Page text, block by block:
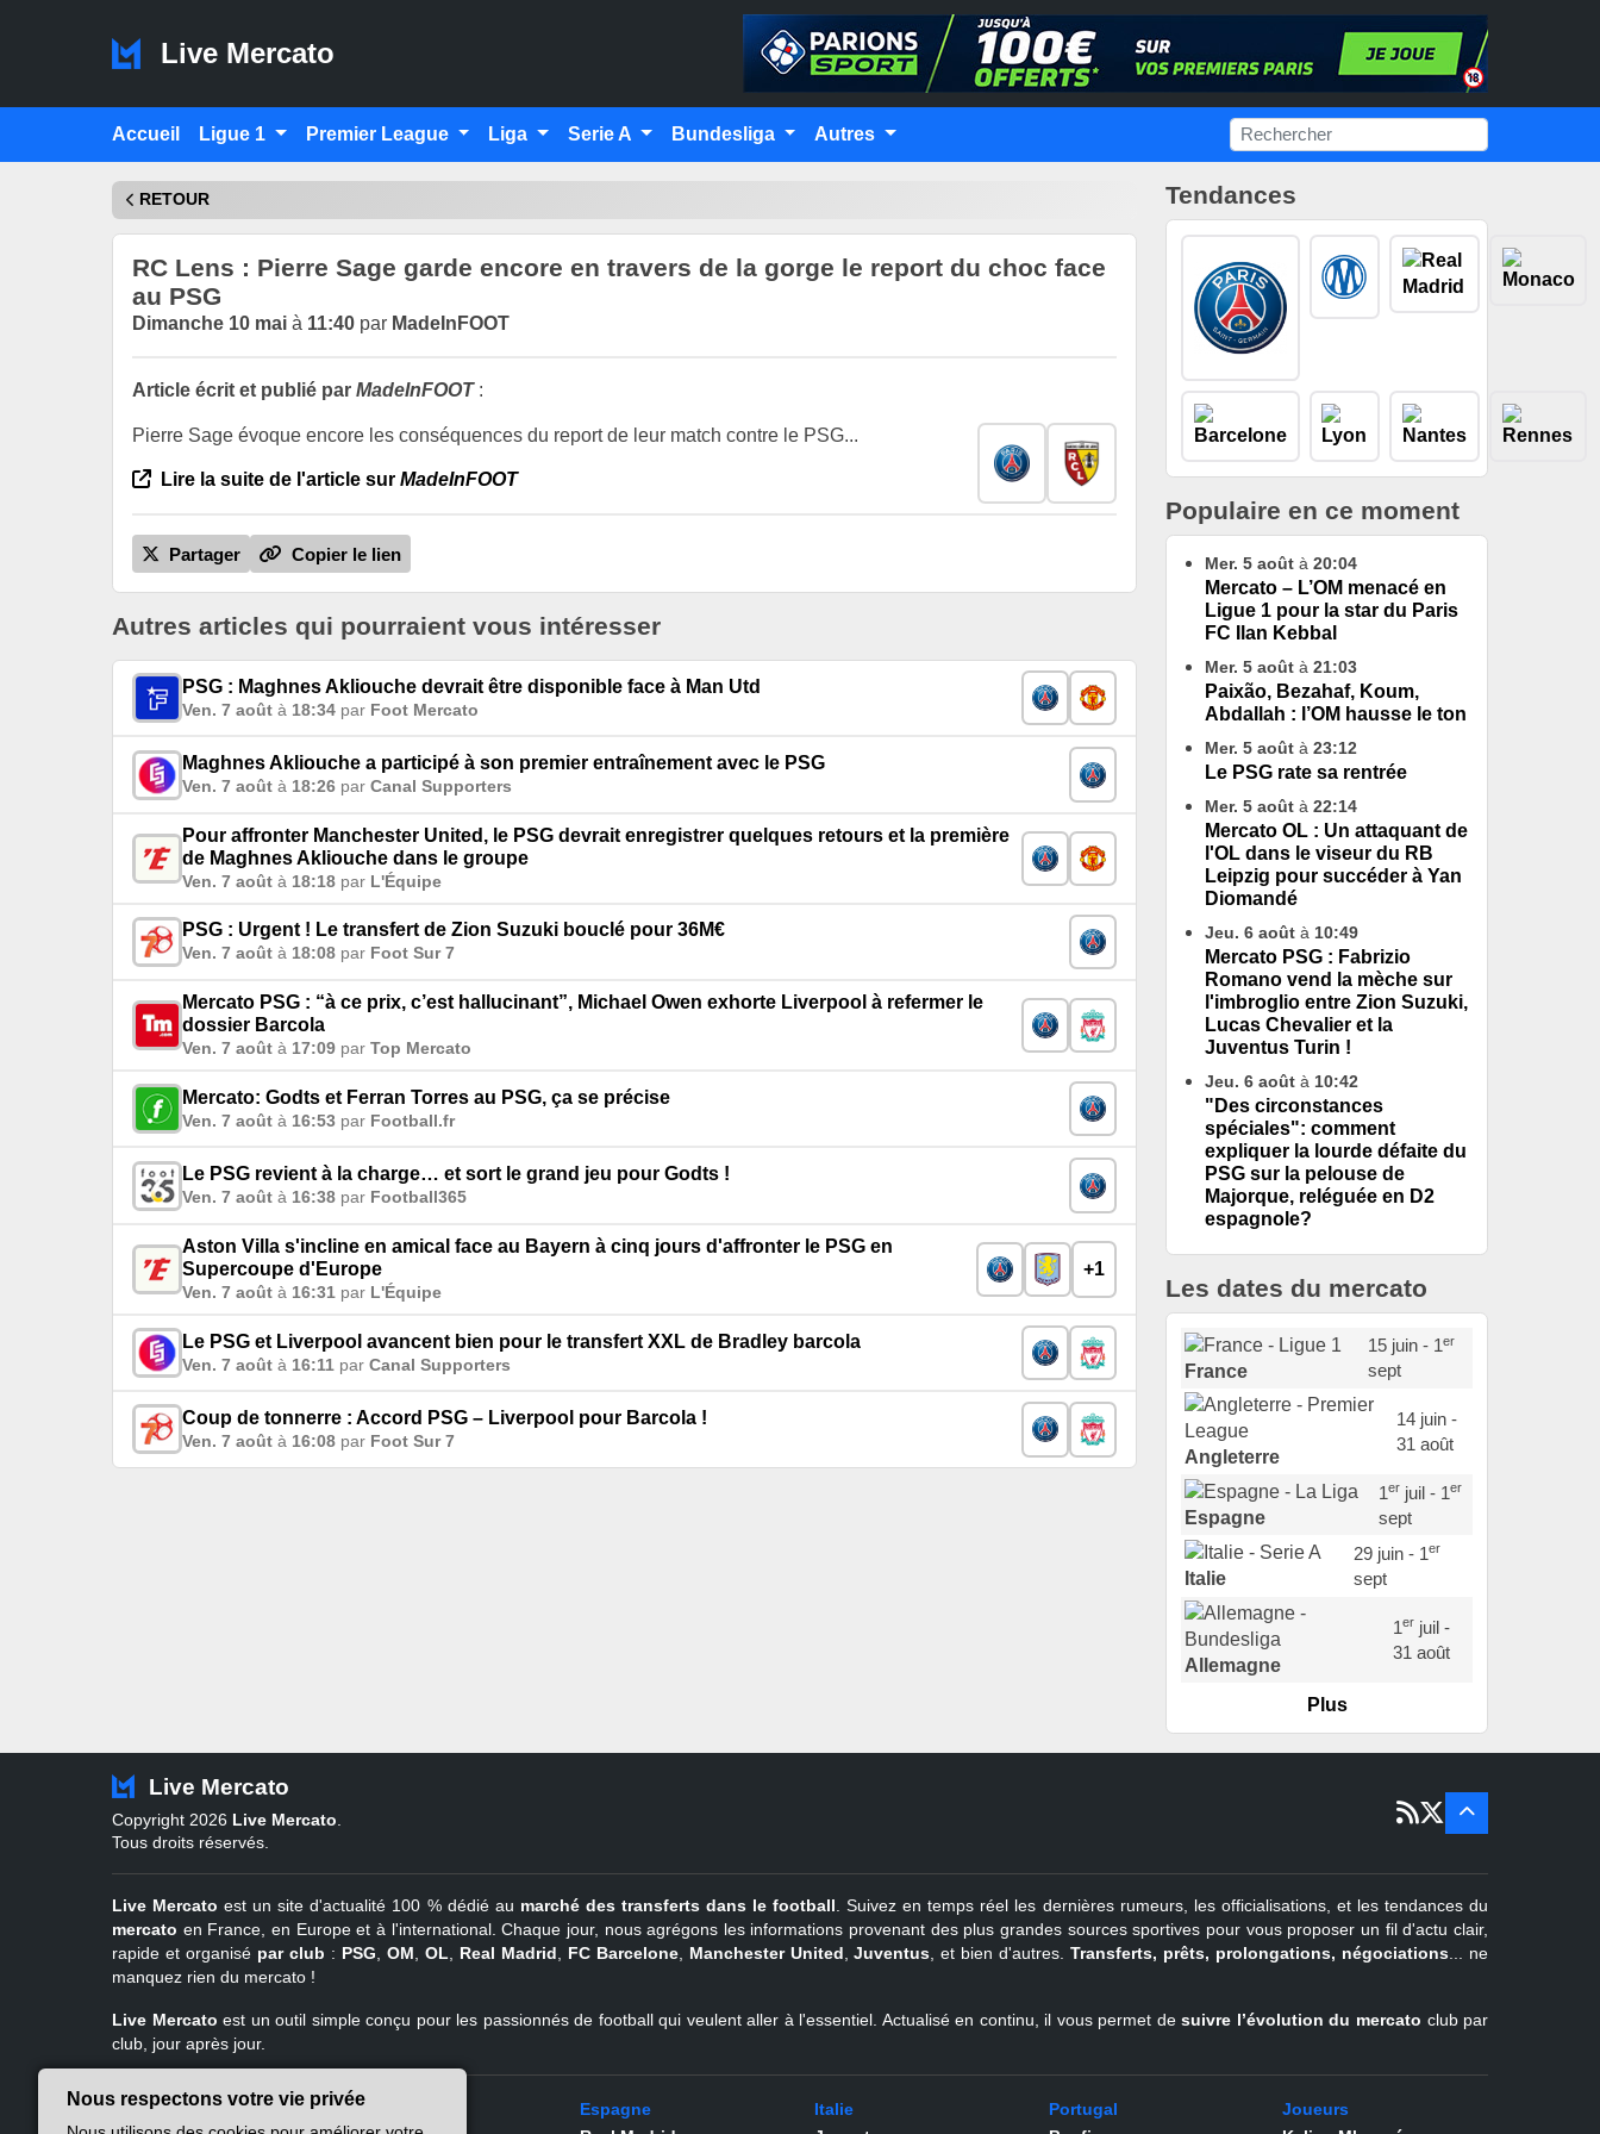
Live Mercato
Accueil Ligue 1 Premier League Liga Serie A Bundesliga Autres
RETOUR
RC Lens : Pierre Sage garde encore en travers de la gorge le report du choc face
au PSG
Dimanche 10 mai à 11:40 par MadeInFOOT
Article écrit et publié par MadeInFOOT:
Pierre Sage évoque encore les conséquences du report de leur match contre le PSG...
Lire la suite de l'article sur MadeInFOOT
Partager Copier le lien
Autres articles qui pourraient vous intéresser
PSG : Maghnes Akliouche devrait être disponible face à Man Utd
Ven. 7 août à 18:34 par Foot Mercato
Maghnes Akliouche a participé à son premier entraînement avec le PSG
Ven. 7 août à 18:26 par Canal Supporters
Pour affronter Manchester United, le PSG devrait enregistrer quelques retours et la première
de Maghnes Akliouche dans le groupe
Ven. 7 août à 18:18 par L'Équipe
PSG : Urgent ! Le transfert de Zion Suzuki bouclé pour 36M€
Ven. 7 août à 18:08 par Foot Sur 7
Mercato PSG : “à ce prix, c’est hallucinant”, Michael Owen exhorte Liverpool à refermer le
dossier Barcola
Ven. 7 août à 17:09 par Top Mercato
Mercato: Godts et Ferran Torres au PSG, ça se précise
Ven. 7 août à 16:53 par Football.fr
Le PSG revient à la charge… et sort le grand jeu pour Godts !
Ven. 7 août à 16:38 par Football365
Aston Villa s'incline en amical face au Bayern à cinq jours d'affronter le PSG en
Supercoupe d'Europe
Ven. 7 août à 16:31 par L'Équipe
+1
Le PSG et Liverpool avancent bien pour le transfert XXL de Bradley barcola
Ven. 7 août à 16:11 par Canal Supporters
Coup de tonnerre : Accord PSG – Liverpool pour Barcola !
Ven. 7 août à 16:08 par Foot Sur 7
Tendances
Populaire en ce moment
Mer. 5 août à 20:04
Mercato – L’OM menacé en
Ligue 1 pour la star du Paris
FC Ilan Kebbal
Mer. 5 août à 21:03
Paixão, Bezahaf, Koum,
Abdallah : l’OM hausse le ton
Mer. 5 août à 23:12
Le PSG rate sa rentrée
Mer. 5 août à 22:14
Mercato OL : Un attaquant de
l'OL dans le viseur du RB
Leipzig pour succéder à Yan
Diomandé
Jeu. 6 août à 10:49
Mercato PSG : Fabrizio
Romano vend la mèche sur
l'imbroglio entre Zion Suzuki,
Lucas Chevalier et la
Juventus Turin !
Jeu. 6 août à 10:42
"Des circonstances
spéciales": comment
expliquer la lourde défaite du
PSG sur la pelouse de
Majorque, reléguée en D2
espagnole?
Les dates du mercato
France
15 juin - 1er
sept
Angleterre
14 juin -
31 août
Espagne
1erjuil - 1er
sept
Italie
29 juin - 1er
sept
Allemagne
1erjuil -
31 août
Portugal
15 sept
sept
Turquie
sept
Belgique
er
juil -
31 août
Plus
Live Mercato
Copyright 2026 Live Mercato.
Tous droits réservés.
Live Mercato est un site d'actualité 100 % dédié au marché des transferts dans le football . Suivez en temps réel les dernières rumeurs, les officialisations, et les tendances du
mercato en France, en Europe et à l'international. Chaque jour, nous agrégons les informations provenant des plus grandes sources sportives pour vous proposer un fil d'actu clair,
rapide et organisé par club : PSG OM OL Real Madrid FC Barcelone, Manchester United ,Juventus , et bien d'autres.Transferts, prêts, prolongations, négociations ... ne
manquez rien du mercato !
Live Mercato est un outil simple conçu pour les passionnés de football qui veulent aller à l'essentiel. Actualisé en continu, il vous permet desuivre l’évolution du mercato club par
club, jour après jour.
Live Mercato
Ligue 1
Espagne
Italie
Portugal
Joueurs
Nous respectons votre vie privée